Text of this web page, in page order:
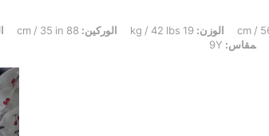
الوزن: الوركين:
مقاس: